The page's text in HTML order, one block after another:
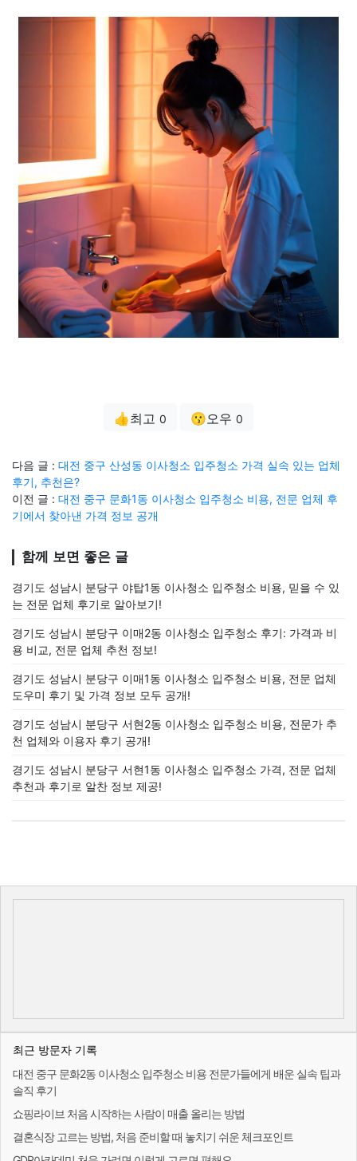
👍최고 0 😗오우 0
다음 글 : 대전 중구 산성동 이사청소 입주청소 가격 실속 있는 업체
후기, 추천은?
이전 글 : 대전 중구 문화1동 이사청소 입주청소 비용, 전문 업체 후
기에서 찾아낸 가격 정보 공개
함께 보면 좋은 글
경기도 성남시 분당구 야탑1동 이사청소 입주청소 비용, 믿을 수 있
는 전문 업체 후기로 알아보기!
경기도 성남시 분당구 이매2동 이사청소 입주청소 후기: 가격과 비
용 비교, 전문 업체 추천 정보!
경기도 성남시 분당구 이매1동 이사청소 입주청소 비용, 전문 업체
도우미 후기 및 가격 정보 모두 공개!
경기도 성남시 분당구 서현2동 이사청소 입주청소 비용, 전문가 추
천 업체와 이용자 후기 공개!
경기도 성남시 분당구 서현1동 이사청소 입주청소 가격, 전문 업체
추천과 후기로 알찬 정보 제공!
최근 방문자 기록
대전 중구 문화2동 이사청소 입주청소 비용 전문가들에게 배운 실속 팁과
솔직 후기
쇼핑라이브 처음 시작하는 사람이 매출 올리는 방법
결혼식장 고르는 방법, 처음 준비할 때 놓치기 쉬운 체크포인트